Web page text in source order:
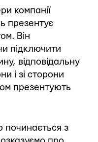
компанії
презентує
Він
підключити
відповідальну
і зі сторони
презентують
починається з